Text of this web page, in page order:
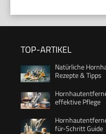
TOP-ARTIKEL
Natürliche
Rezepte & Tipps
effektive Pflege
für-Schritt Guide